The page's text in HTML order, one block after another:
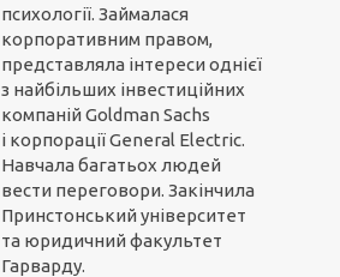
психології. Займалася
корпоративним правом,
представляла інтереси однієї
з найбільших інвестиційних
компаній Goldman Sachs
і корпорації General Electric.
Навчала багатьох людей
вести переговори. Закінчила
Принстонський університет
та юридичний факультет
Гарварду.